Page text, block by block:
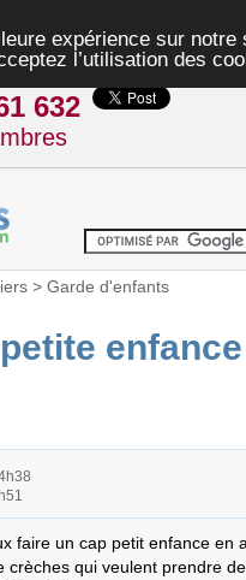
expérience sur
l’utilisation des
632
> Garde d'enfants
enfance
faire un cap petit enfance en
qui veulent prendre